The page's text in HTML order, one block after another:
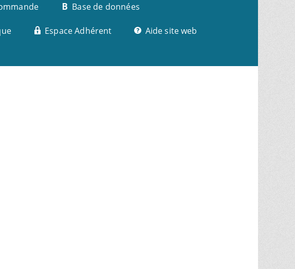
Base de données
Espace Adhérent Aide site web